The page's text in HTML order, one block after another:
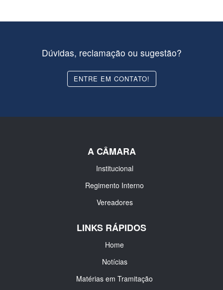
Dúvidas, reclamação ou sugestão?
ENTRE EM CONTATO!
A CÂMARA
Institucional
Regimento Interno
Vereadores
LINKS RÁPIDOS
Home
Notícias
Matérias em Tramitação